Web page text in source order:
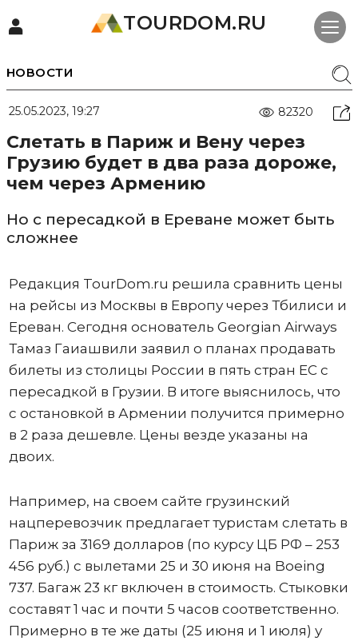
TOURDOM.RU
НОВОСТИ
25.05.2023, 19:27 82320
Слетать в Париж и Вену через
Грузию будет в два раза дороже,
чем через Армению
Но с пересадкой в Ереване может быть
сложнее
Редакция TourDom.ru решила сравнить цены
на рейсы из Москвы в Европу через Тбилиси и
Ереван. Сегодня основатель Georgian Airways
Тамаз Гаиашвили заявил о планах продавать
билеты из столицы России в пять стран ЕС с
пересадкой в Грузии. В итоге выяснилось, что
с остановкой в Армении получится примерно
в 2 раза дешевле. Цены везде указаны на
двоих.
Например, на своем сайте грузинский
нацперевозчик предлагает туристам слетать в
Париж за 3169 долларов (по курсу ЦБ РФ – 253
456 руб.) с вылетами 25 и 30 июня на Boeing
737. Багаж 23 кг включен в стоимость. Стыковки
составят 1 час и почти 5 часов соответственно.
Примерно в те же даты (25 июня и 1 июля) у